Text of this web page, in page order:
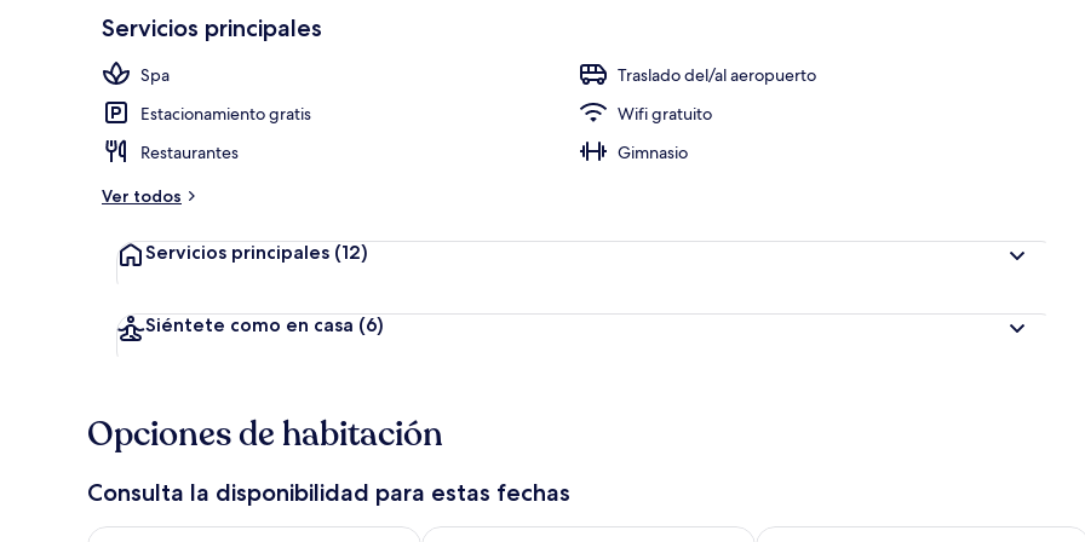
Servicios principales
Spa
Traslado del/al aeropuerto
Estacionamiento gratis
Wifi gratuito
Restaurantes
Gimnasio
Ver todos
Servicios principales (12)
Siéntete como en casa (6)
Opciones de habitación
Consulta la disponibilidad para estas fechas